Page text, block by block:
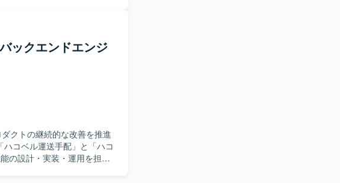
ーディングツールとして
ます。
や関係各社との仕様・スケ
計・コードレビューを通じ
、関係者調整もプロジェ
と丁寧に連携し、多数の
識や業務ロジックを素早
クを自発的に発見し、解
で一貫して関わることがで
計品質の担保とプロジェク
ックエンドエンジ
クトの継続的な改善を推進
の設計・実装・運用を担当